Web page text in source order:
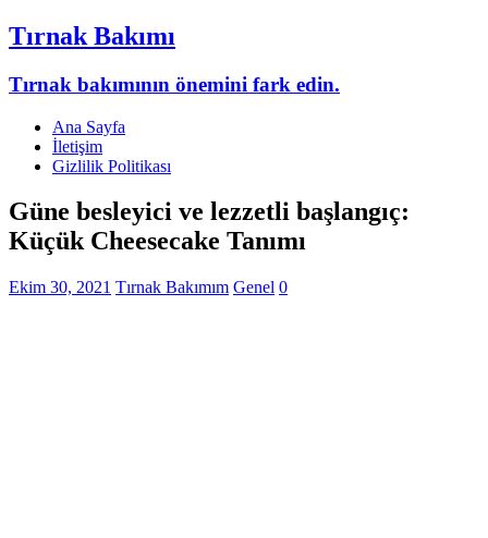
Tırnak Bakımı
Tırnak bakımının önemini fark edin.
Ana Sayfa
İletişim
Gizlilik Politikası
Güne besleyici ve lezzetli başlangıç:
Küçük Cheesecake Tanımı
Ekim 30, 2021 Tırnak Bakımım Genel 0